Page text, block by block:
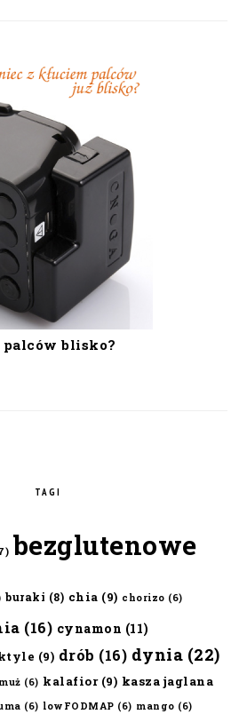
palców blisko?
TAGI
bezglutenowe
buraki (8) chia (9) chorizo (6)
(16) cynamon (11)
(9) drób (16) dynia (22)
(6) kalafior(9) kasza jaglana
(6) lowFODMAP (6) mango (6)